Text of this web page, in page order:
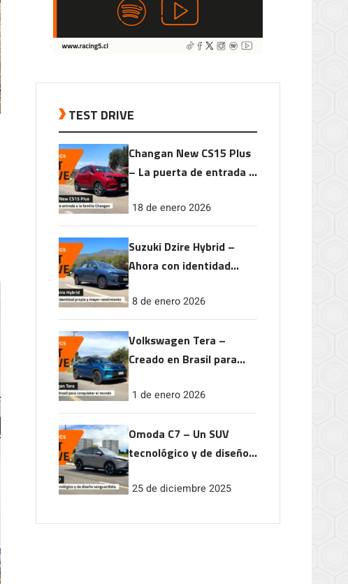
TEST DRIVE
Changan New CS15 Plus
– La puerta de entrada a
18 de enero 2026
Suzuki Dzire Hybrid –
Ahora con identidad
rendimiento
8 de enero 2026
Volkswagen Tera –
Creado en Brasil para
1 de enero 2026
Omoda C7 – Un SUV
tecnológico y de diseño
25 de diciembre 2025